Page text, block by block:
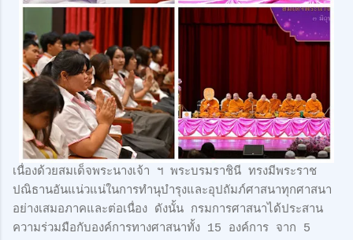
เนื่องด้วยสมเด็จพระนางเจ้า ฯ พระบรมราชินี ทรงมีพระราช
ปณิธานอันแน่วแน่ในการทำนุบำรุงและอุปถัมภ์ศาสนาทุกศาสนา
อย่างเสมอภาคและต่อเนื่อง ดังนั้น กรมการศาสนาได้ประสาน
ความร่วมมือกับองค์การทางศาสนาทั้ง 15 องค์การ จาก 5